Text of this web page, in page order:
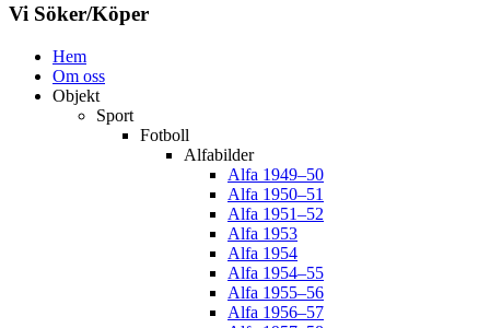
Vi Söker/Köper
Hem
Om oss
Objekt
Sport
Fotboll
Alfabilder
Alfa 1949–50
Alfa 1950–51
Alfa 1951–52
Alfa 1953
Alfa 1954
Alfa 1954–55
Alfa 1955–56
Alfa 1956–57